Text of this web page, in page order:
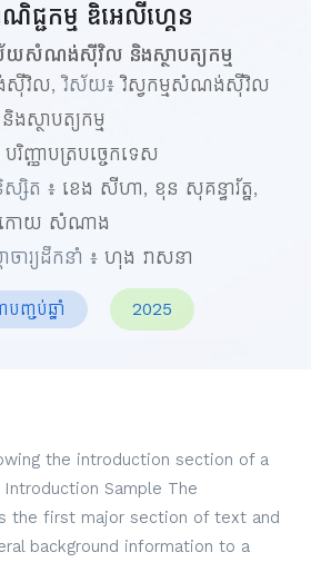
ណិជ្ជកម្ម ឌិអេលីហ្គេន
យសំណង់ស៊ីវិល និងស្ថាបត្យកម្ម
ស៊ីវិល, វិស័យ៖វិស្វកម្មសំណង់ស៊ីវិល
និងស្ថាបត្យកម្ម
បរិញ្ញាបត្របច្ចេកទេស
សិត ៖ ខេង សីហា, ខុន សុគន្ធារ័ត្ន,
កោយ សំណាង
ចារ្យដឹកនាំ ៖ ហុង វាសនា
ញ្ចប់ឆ្នាំ 2025
the introduction section of a
Sample The
the first major section of text and
background information to a